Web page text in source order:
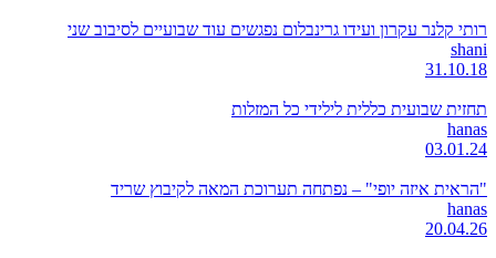
רותי קלנר עקרון ועידו גרינבלום נפגשים עוד שבועיים לסיבוב שני
shani
31.10.18
תחזית שבועית כללית לילידי כל המזלות
hanas
03.01.24
"הראית איזה יופי" – נפתחה תערוכת המאה לקיבוץ שריד
hanas
20.04.26